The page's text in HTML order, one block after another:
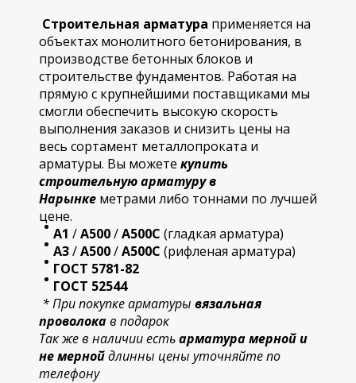
Строительная арматура применяется на
объектах монолитного бетонирования, в
производстве бетонных блоков и
строительстве фундаментов. Работая на
прямую с крупнейшими поставщиками мы
смогли обеспечить высокую скорость
выполнения заказов и снизить цены на
весь сортамент металлопроката и
арматуры. Вы можете купить
строительнуюарматуру в
Нарынке метрами либо тоннами по лучшей
цене.
А1 /А500/А500С (гладкая арматура)
А3/А500/А500С (рифленая арматура)
ГОСТ 5781-82
ГОСТ 52544
* При покупке арматуры вязальная
проволокав подарок
Так же в наличии естьарматура мерной и
не мернойдлинны цены уточняйте по
телефону